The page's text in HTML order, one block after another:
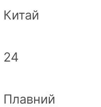
Китай
24
Плавний